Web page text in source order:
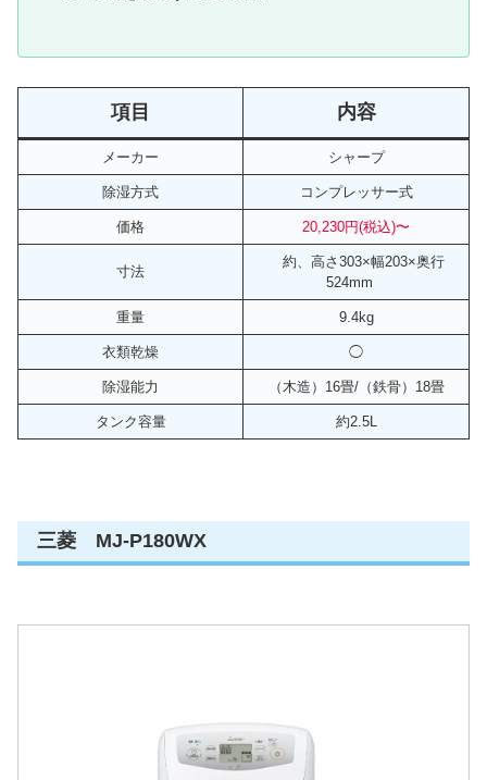
項目 内容
メーカー シャープ
除湿方式 コンプレッサー式
価格 20,230円(税込)〜
寸法
約、高さ303×幅203×奥行
524mm
重量 9.4kg
衣類乾燥 ◯
除湿能力 （木造）16畳/（鉄骨）18畳
タンク容量 約2.5L
三菱 MJ-P180WX